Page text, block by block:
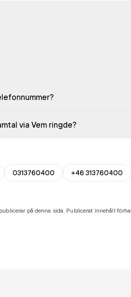
via Vem ringde?
0313760400 +46 313760400
på denna sida. Publicerat innehåll